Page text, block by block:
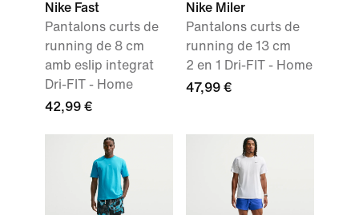
Nike Fast
Pantalons curts de
running de 8 cm
amb eslip integrat
Dri-FIT - Home
42,99 €
Nike Miler
Pantalons curts de
running de 13 cm
2 en 1 Dri-FIT - Home
47,99 €